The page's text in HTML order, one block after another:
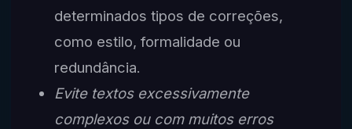
determinados tipos de correções,
como estilo, formalidade ou
redundância.
Evite textos excessivamente
complexos ou com muitos erros